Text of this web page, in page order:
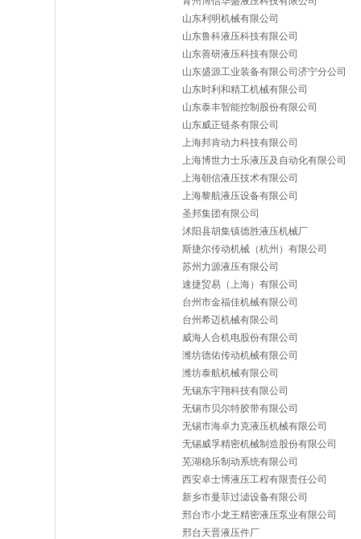
山东利明机械有限公司
山东鲁科液压科技有限公司
山东善研液压科技有限公司
山东盛源工业装备有限公司济宁分公司
山东时利和精工机械有限公司
山东泰丰智能控制股份有限公司
山东威正链条有限公司
上海邦肯动力科技有限公司
上海博世力士乐液压及自动化有限公司
上海朝信液压技术有限公司
上海黎航液压设备有限公司
圣邦集团有限公司
沭阳县胡集镇德胜液压机械厂
斯捷尔传动机械（杭州）有限公司
苏州力源液压有限公司
速捷贸易（上海）有限公司
台州市金福佳机械有限公司
台州希迈机械有限公司
威海人合机电股份有限公司
潍坊德佑传动机械有限公司
潍坊泰航机械有限公司
无锡东宇翔科技有限公司
无锡市贝尔特胶带有限公司
无锡市海卓力克液压机械有限公司
无锡威孚精密机械制造股份有限公司
芜湖稳乐制动系统有限公司
西安卓士博液压工程有限责任公司
新乡市曼菲过滤设备有限公司
邢台市小龙王精密液压泵业有限公司
邢台天晋液压件厂